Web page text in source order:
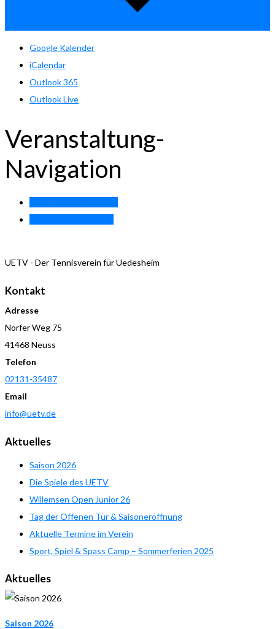
Google Kalender
iCalendar
Outlook 365
Outlook Live
Veranstaltung-
Navigation
UETV - Der Tennisverein für Uedesheim
Kontakt
Adresse
Norfer Weg 75
41468 Neuss
Telefon
02131-35487
Email
info@uetv.de
Aktuelles
Saison 2026
Die Spiele des UETV
Willemsen Open Junior 26
Tag der Offenen Tür & Saisoneröffnung
Aktuelle Termine im Verein
Sport, Spiel & Spass Camp – Sommerferien 2025
Aktuelles
Saison 2026